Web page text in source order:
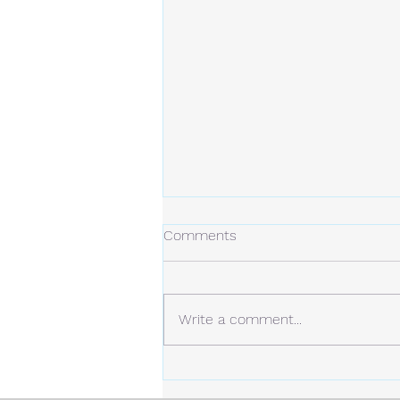
冬の日
今年の冬は、今のところ雪は少な
所。 白い雪と青い空。
Comments
Write a comment...